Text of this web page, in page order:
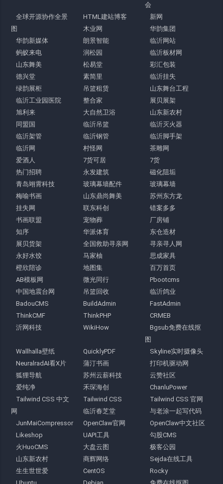
会
全球开源协作全景
图
HTML建站博客
新网
木业网
华韵集团
华韵新媒体
朗景智能
临沂网站
蚂蚁来电
润松园
临沂板材网
山东舞美
松易堂
彩汇包装
德兴堂
素简里
临沂挂失
绿韵展柜
吊篮租赁
山东舞台工程
临沂工业园医院
整合家
展贝展架
旭利来
大自然卫浴
山东新农村
同盟国
临沂吊篮
临沂灭火器
临沂架管
临沂钢管
临沂脚手架
临沂网
村怪网
茶雕网
爱酒人
7货可居
7货
热门招聘
永发建筑
磁化阻垢
青岛翊霄科技
玻璃幕墙配件
玻璃幕墙
梅喻书画
山东鼎尚舞美
苏州东方龙
挂失网
联东科创
错案多多
书画联盟
宠物葬
厂房铺
知序
华派体育
东仓造材
展贝货架
全国救助寻亲网
寻亲寻人网
永好水饺
马家柚
思成家具
橙欣陪诊
地图集
百万首页
AB模板网
微光同行
Pbootcms
中国地震台网
吊篮回收
临沂鸽业
BadouCMS
BuildAdmin
FastAdmin
ThinkCMF
ThinkPHP
CRMEB
沂网科技
WikiHow
Bgsub免费在线抠
图
Wallhalla壁纸
QuicklyPDF
Skyline实时摄像头
NeuralradAI看X片
蒲汀书画
打印机驱动网
狐狸导航
苏州云薪科技
云赞社区
爱纯净
禾琛海创
ChanluPower
Tailwind CSS 中文
网
Tailwind CSS
Tailwind CSS 官网
临沂春芝堂
与老涂一起写代码
JunMaiCompressor
OpenClaw官网
OpenClaw中文社区
Likeshop
UAPI工具
勾股CMS
火HuoCMS
大盘云图
极客公园
山东新农村
商辉网络
Sejda在线工具
生生世世爱
CentOS
Rocky